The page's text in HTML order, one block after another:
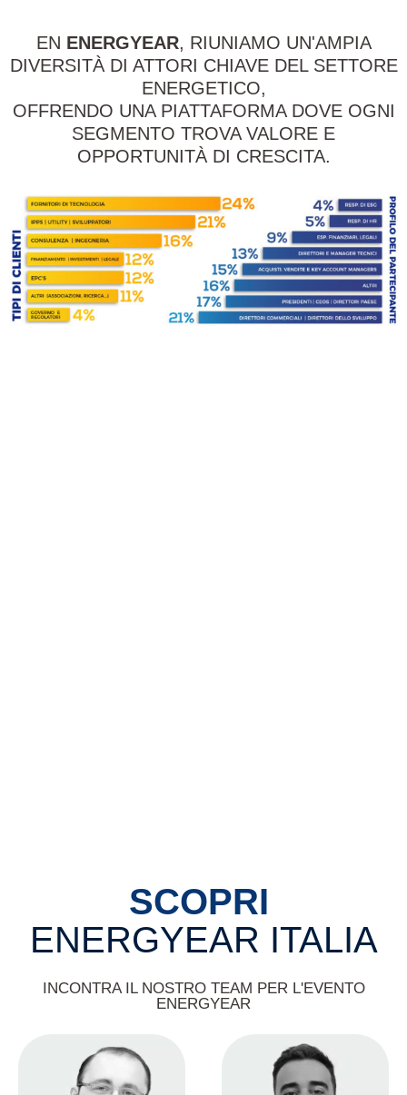
EN ENERGYEAR, RIUNIAMO UN'AMPIA
DIVERSITÀ DI ATTORI CHIAVE DEL SETTORE
ENERGETICO,
OFFRENDO UNA PIATTAFORMA DOVE OGNI
SEGMENTO TROVA VALORE E
OPPORTUNITÀ DI CRESCITA.
SCOPRI
ENERGYEAR ITALIA
INCONTRA IL NOSTRO TEAM PER L'EVENTO
ENERGYEAR